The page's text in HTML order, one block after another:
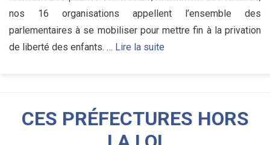
nos 16 organisations appellent l’ensemble des
parlementaires à se mobiliser pour mettre fin à la privation
de liberté des enfants. … Lire la suite
CES PRÉFECTURES HORS